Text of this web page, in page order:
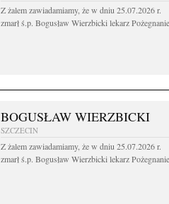
Z żalem zawiadamiamy, że w dniu 25.07.2026 r.
zmarł ś.p. Bogusław Wierzbicki lekarz
BOGUSŁAW WIERZBICKI
SZCZECIN
Z żalem zawiadamiamy, że w dniu 25.07.2026 r.
zmarł ś.p. Bogusław Wierzbicki lekarz